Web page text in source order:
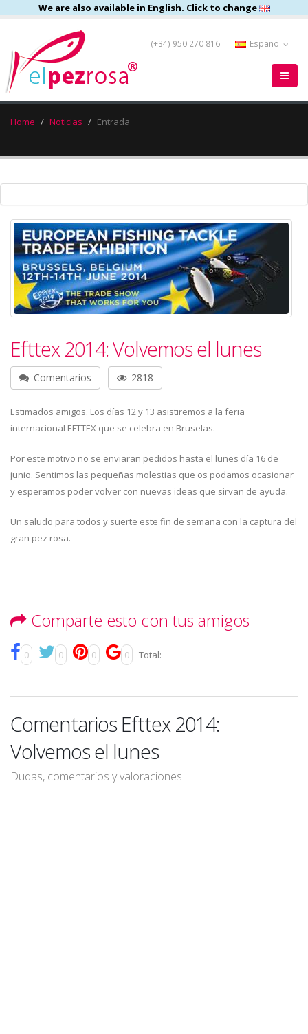
We are also available in English. Click to change
(+34) 950 270 816 Español
Home Noticias Entrada
Efttex 2014: Volvemos el lunes
Comentarios 2818
Estimados amigos. Los días 12 y 13 asistiremos a la feria
internacional EFTTEX que se celebra en Bruselas.
Por este motivo no se enviaran pedidos hasta el lunes día 16 de
junio. Sentimos las pequeñas molestias que os podamos ocasionar
y esperamos poder volver con nuevas ideas que sirvan de ayuda.
Un saludo para todos y suerte este fin de semana con la captura del
gran pez rosa.
Comparte esto con tus amigos
0 0 0 0 Total:
Comentarios Efttex 2014:
Volvemos el lunes
Dudas, comentarios y valoraciones